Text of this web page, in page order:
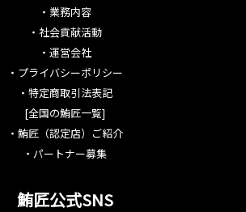
・ 業務内容
・ 社会貢献活動
・ 運営会社
・ プライバシーポリシー
・ 特定商取引法表記
[全国の鮪匠一覧]
・ 鮪匠（認定店）ご紹介
・ パートナー募集
鮪匠公式SNS